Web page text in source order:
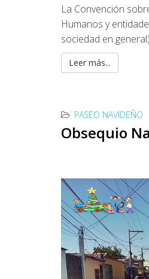
La Convención
Humanos y
sociedad en
Leer más...
PASEO NAVIDEÑO
Obsequio